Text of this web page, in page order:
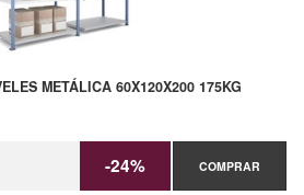
METÁLICA 60X120X200 175KG
-24% COMPRAR